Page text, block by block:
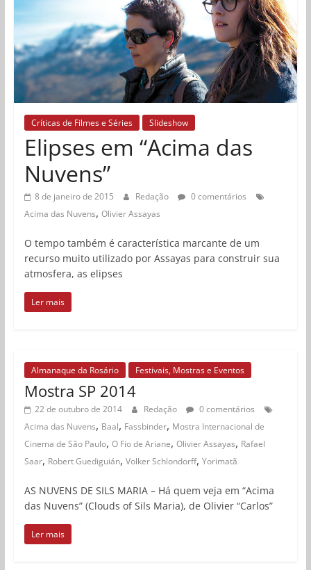
Críticas de Filmes e Séries Slideshow
Elipses em “Acima das
Nuvens”
8 de janeiro de 2015 Redação
0 comentários
Acima das Nuvens, Olivier Assayas
O tempo também é característica marcante de um
recurso muito utilizado por Assayas para construir sua
atmosfera, as elipses
Ler mais
Almanaque da Rosário Festivais, Mostras e Eventos
Mostra SP 2014
22 de outubro de 2014 Redação
0 comentários
Acima das Nuvens, Baal, Fassbinder, Mostra Internacional de
Cinema de São Paulo, O Fio de Ariane, Olivier Assayas, Rafael
Saar, Robert Guediguián, Volker Schlondorff, Yorimatã
AS NUVENS DE SILS MARIA – Há quem veja em “Acima
das Nuvens” (Clouds of Sils Maria), de Olivier “Carlos”
Ler mais